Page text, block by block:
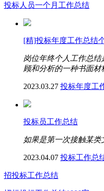
投标人员一个月工作总结
[精]投标年度工作总结
岗位年终个人工作总
顾和分析的一种书面
2023.03.27 投标年度工
投标员工作总结
如果是第一次接触某
2023.04.07 投标工作总
招投标工作总结